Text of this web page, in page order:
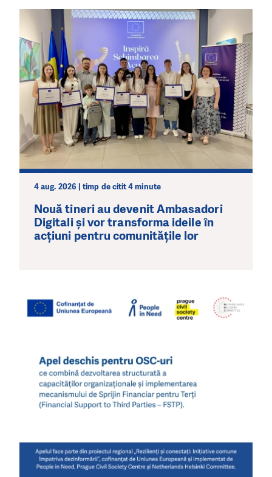
4 aug. 2026 | timp de citit 4 minute
Nouă tineri au devenit Ambasadori
Digitali și vor transforma ideile în
acțiuni pentru comunitățile lor